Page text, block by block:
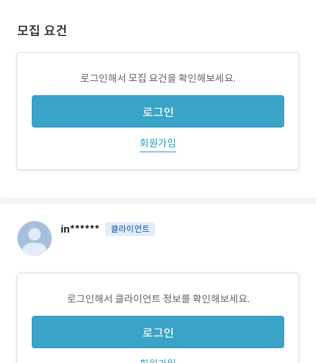
모집 요건
로그인해서 모집 요건을 확인해보세요.
로그인
회원가입
in****** 클라이언트
로그인해서 클라이언트 정보를 확인해보세요.
로그인